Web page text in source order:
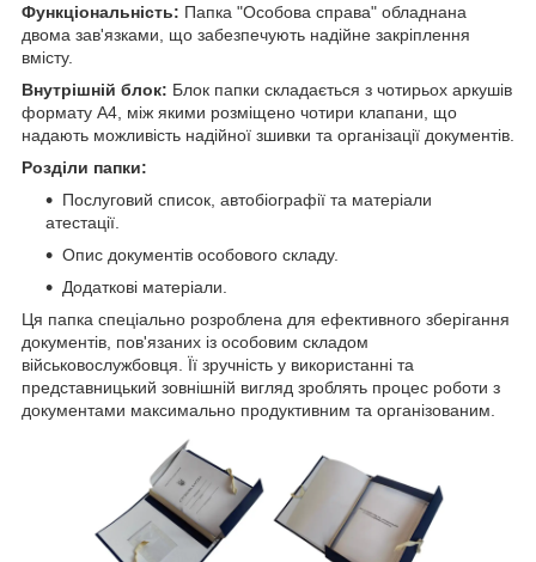
Функціональність: Папка "Особова справа" обладнана
двома зав'язками, що забезпечують надійне закріплення
вмісту.
Внутрішній блок: Блок папки складається з чотирьох аркушів
формату А4, між якими розміщено чотири клапани, що
надають можливість надійної зшивки та організації документів.
Розділи папки:
Послуговий список, автобіографії та матеріали
атестації.
Опис документів особового складу.
Додаткові матеріали.
Ця папка спеціально розроблена для ефективного зберігання
документів, пов'язаних із особовим складом
військовослужбовця. Її зручність у використанні та
представницький зовнішній вигляд зроблять процес роботи з
документами максимально продуктивним та організованим.